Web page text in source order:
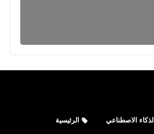
الذكاء الاصطناعي الرئيسية